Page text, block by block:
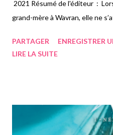
2021 Résumé de l'éditeur :
grand-mère à Wavran, elle ne
intimider et les défie, ce qui
conscience que rien n’est
être loyal qu’à une loi : celle de
PARTAGER
ENREGISTRER
LIRE LA SUITE